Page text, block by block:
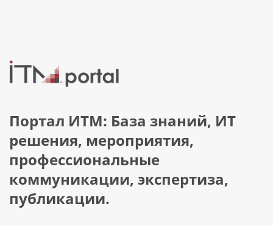
Портал ИТМ: База знаний, ИТ
решения, мероприятия,
профессиональные
коммуникации, экспертиза,
публикации.